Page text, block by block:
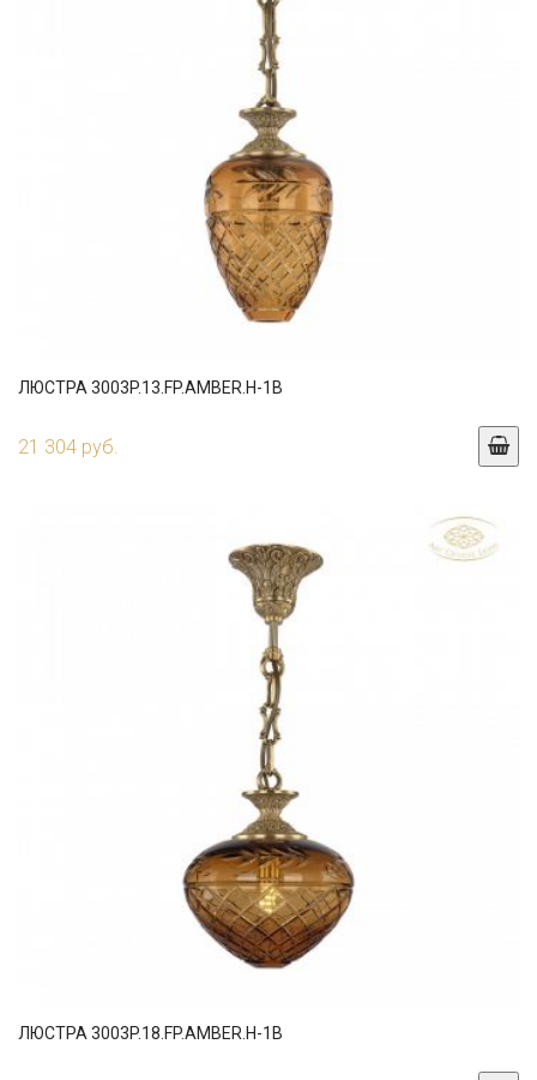
ЛЮСТРА 3003P.13.FP.AMBER.H-1B
21 304 руб.
ЛЮСТРА 3003P.18.FP.AMBER.H-1B